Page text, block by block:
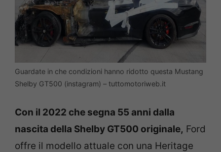
Guardate in che condizioni hanno ridotto questa Mustang
Shelby GT500 (instagram) – tuttomotoriweb.it
Con il 2022 che segna 55 anni dalla
nascita della Shelby GT500 originale, Ford
offre il modello attuale con una Heritage